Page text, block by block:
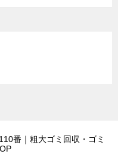
番｜粗大ゴミ回収・ゴミ